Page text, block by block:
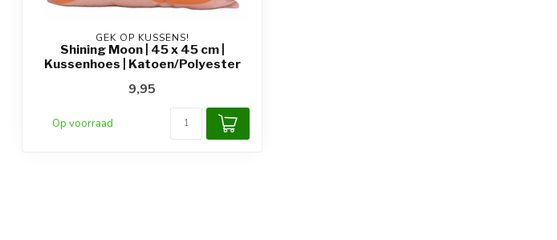
GEK OP KUSSENS!
Shining Moon | 45 x 45 cm |
Kussenhoes | Katoen/Polyester
9,95
Op voorraad